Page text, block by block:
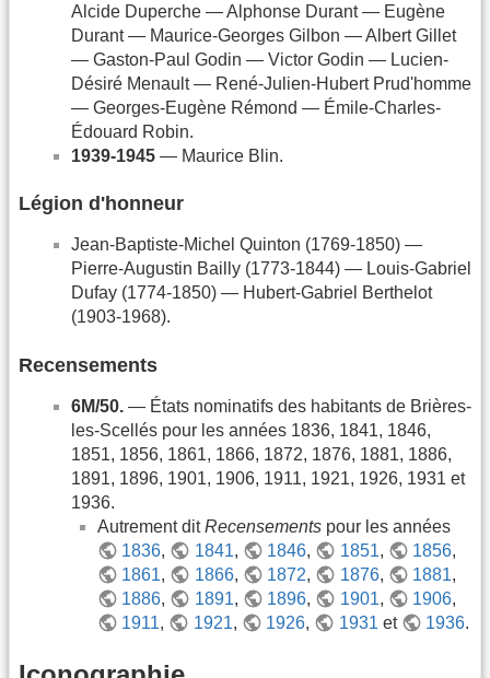
Alcide Duperche — Alphonse Durant — Eugène
Durant — Maurice-Georges Gilbon — Albert Gillet
— Gaston-Paul Godin — Victor Godin — Lucien-
Désiré Menault — René-Julien-Hubert Prud'homme
— Georges-Eugène Rémond — Émile-Charles-
Édouard Robin.
1939-1945 — Maurice Blin.
Légion d'honneur
Jean-Baptiste-Michel Quinton (1769-1850) —
Pierre-Augustin Bailly (1773-1844) — Louis-Gabriel
Dufay (1774-1850) — Hubert-Gabriel Berthelot
(1903-1968).
Recensements
6M/50. — États nominatifs des habitants de Brières-
les-Scellés pour les années 1836, 1841, 1846,
1851, 1856, 1861, 1866, 1872, 1876, 1881, 1886,
1891, 1896, 1901, 1906, 1911, 1921, 1926, 1931 et
1936.
Autrement ditRecensements pour les années
1836, 1841, 1846, 1851, 1856,
1861, 1866, 1872, 1876, 1881,
1886, 1891, 1896, 1901, 1906,
1911, 1921, 1926, 1931 et 1936.